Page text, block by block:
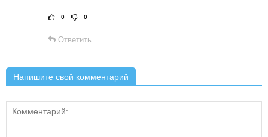
Рейтинг статьи:
0 0
Ответить
Напишите свой комментарий